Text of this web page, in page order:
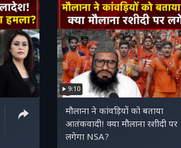
9:10
मौलाना ने कांवड़ियों को बताया
आतंकवादी! क्या मौलाना रशीदी पर
लगेगा NSA?